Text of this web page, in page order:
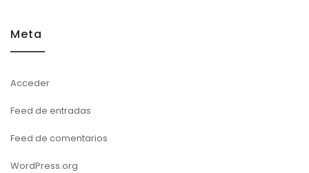
Meta
Acceder
Feed de entradas
Feed de comentarios
WordPress.org